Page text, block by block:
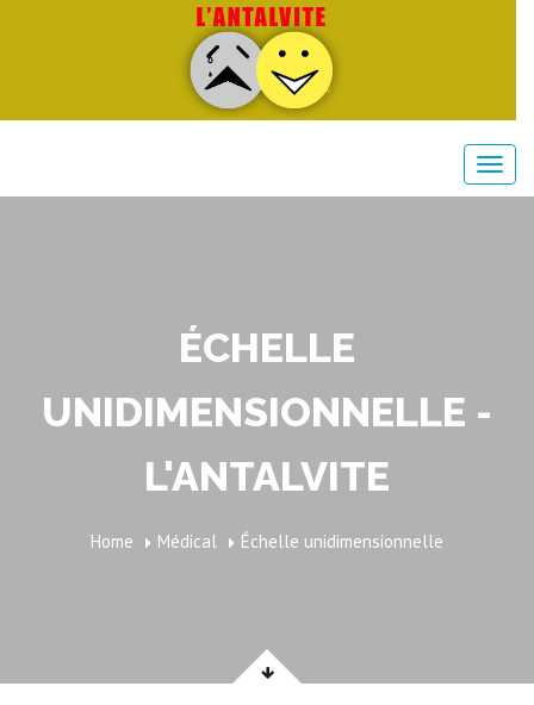
ÉCHELLE
UNIDIMENSIONNELLE -
L'ANTALVITE
Home Médical Échelle unidimensionnelle